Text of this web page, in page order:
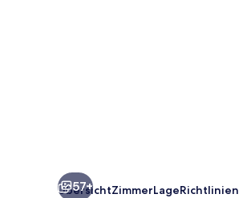
57+
ÜbersichtZimmerLageRichtlinien